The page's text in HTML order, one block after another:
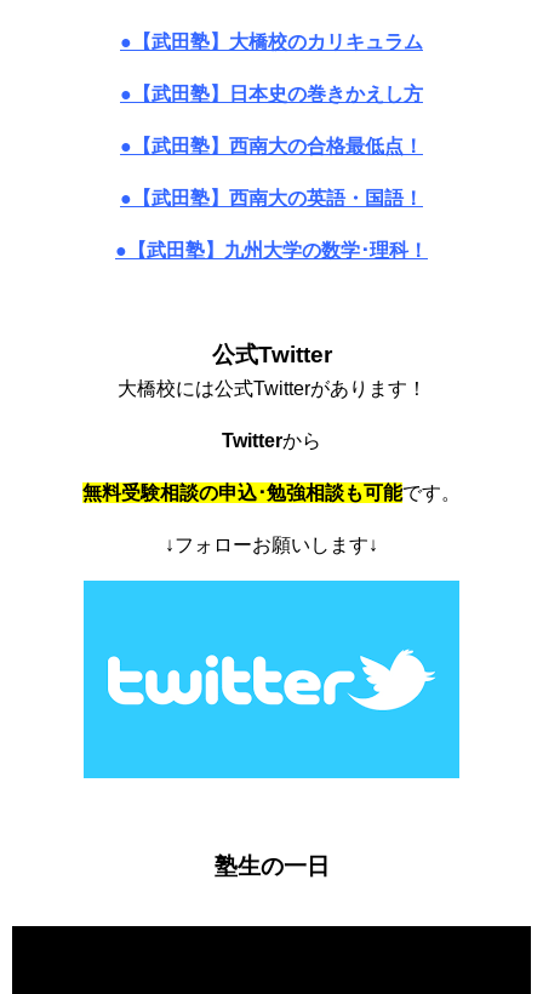
●【武田塾】大橋校のカリキュラム
●【武田塾】日本史の巻きかえし方
●【武田塾】西南大の合格最低点！
●【武田塾】西南大の英語・国語！
●【武田塾】九州大学の数学･理科！
公式Twitter
大橋校には公式Twitterがあります！
Twitterから
無料受験相談の申込･勉強相談も可能です。
↓フォローお願いします↓
塾生の一日